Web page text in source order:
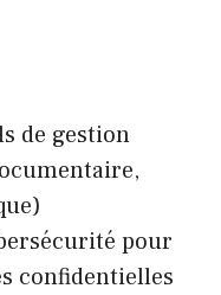
de gestion
pour
confidentielles